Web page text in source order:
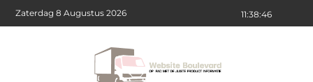
11:38:47
Zaterdag 8 Augustus 2026